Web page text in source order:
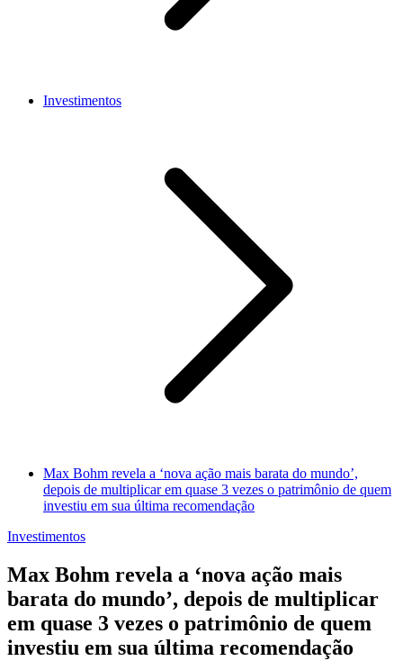
Investimentos
Max Bohm revela a ‘nova ação mais barata do mundo’,
depois de multiplicar em quase 3 vezes o patrimônio de quem
investiu em sua última recomendação
Investimentos
Max Bohm revela a ‘nova ação mais
barata do mundo’, depois de multiplicar
em quase 3 vezes o patrimônio de quem
investiu em sua última recomendação